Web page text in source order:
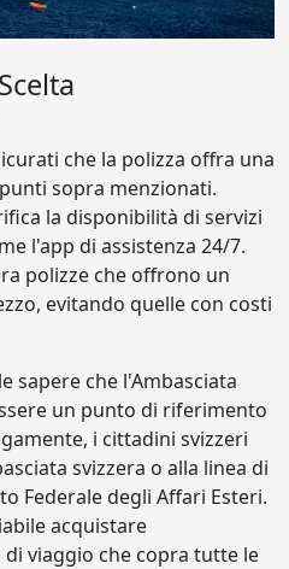
che la polizza offra una
sopra menzionati.
la disponibilità di servizi
l'app di assistenza 24/7.
polizze che offrono un
evitando quelle con costi
sapere che l'Ambasciata
un punto di riferimento
i cittadini svizzeri
svizzera o alla linea di
Federale degli Affari Esteri.
acquistare
viaggio che copra tutte le